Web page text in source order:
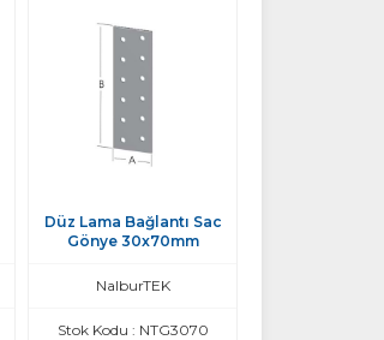
Düz Lama Bağlantı Sac
Gönye 30x70mm
NalburTEK
Stok Kodu : NTG3070